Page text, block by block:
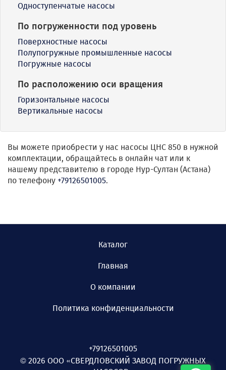
Одноступенчатые насосы
По погруженности под уровень
Поверхностные насосы
Полупогружные промышленные насосы
Погружные насосы
По расположению оси вращения
Горизонтальные насосы
Вертикальные насосы
Вы можете приобрести у нас насосы ЦНС 850 в нужной
комплектации, обращайтесь в онлайн чат или к
нашему представителю в городе Нур-Султан (Астана)
по телефону +79126501005.
Каталог
Главная
О компании
Политика конфиденциальности
+79126501005
© 2026 ООО «СВЕРДЛОВСКИЙ ЗАВОД ПОГРУЖНЫХ